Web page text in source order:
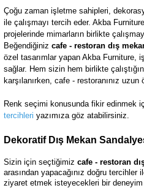
Çoğu zaman işletme sahipleri,
ile çalışmayı tercih eder. Akba
projelerinde mimarların birlikte
Beğendiğiniz cafe - restoran dış
özel tasarımlar yapan Akba Furniture,
sağlar. Hem sizin hem birlikte
karşılanırken, cafe - restoranınız uzun
Renk seçimi konusunda fikir edinmek
tercihleri yazımıza göz atabilirsiniz.
Dekoratif Dış Mekan
Sizin için seçtiğimiz cafe - restoran
arasından yapacağınız doğru
ziyaret etmek isteyecekleri bir deneyim